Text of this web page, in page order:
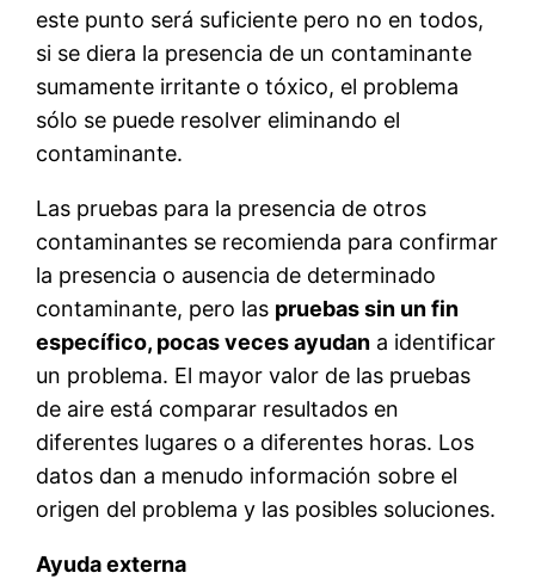
este punto será suficiente pero no en todos,
si se diera la presencia de un contaminante
sumamente irritante o tóxico, el problema
sólo se puede resolver eliminando el
contaminante.
Las pruebas para la presencia de otros
contaminantes se recomienda para confirmar
la presencia o ausencia de determinado
contaminante, pero las pruebas sin un fin
específico, pocas veces ayudan a identificar
un problema. El mayor valor de las pruebas
de aire está comparar resultados en
diferentes lugares o a diferentes horas. Los
datos dan a menudo información sobre el
origen del problema y las posibles soluciones.
Ayuda externa